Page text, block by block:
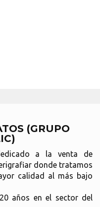
(GRUPO
a la venta de
donde tratamos
calidad al más bajo
años en el sector del